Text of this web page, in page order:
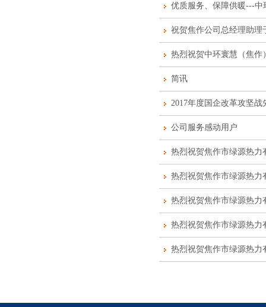
优质服务、保障供暖---
祝贺焦作公司总经理助理
热烈祝贺中环寰慧（焦作
简讯
2017年度国企改革攻坚战
公司服务感动用户
热烈祝贺焦作市绿源热力
热烈祝贺焦作市绿源热力
热烈祝贺焦作市绿源热力
热烈祝贺焦作市绿源热力
热烈祝贺焦作市绿源热力